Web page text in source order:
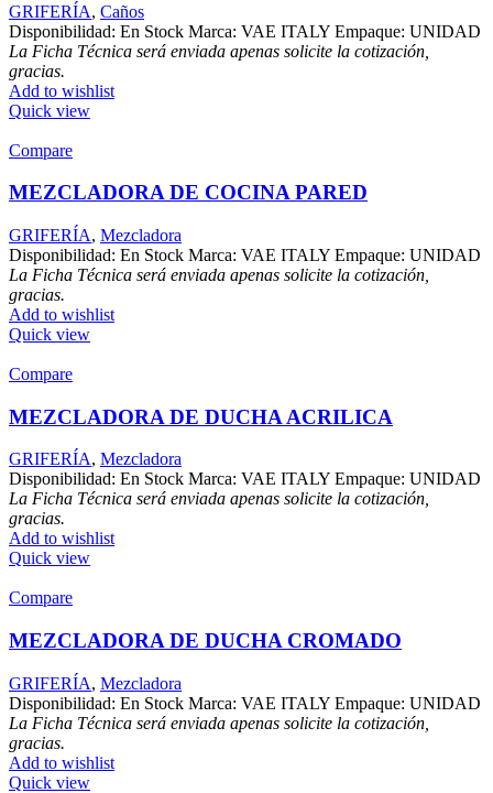
GRIFERÍA, Caños
Disponibilidad: En Stock Marca: VAE ITALY Empaque: UNIDAD
La Ficha Técnica será enviada apenas solicite la cotización,
gracias.
Add to wishlist
Quick view
Compare
MEZCLADORA DE COCINA PARED
GRIFERÍA, Mezcladora
Disponibilidad: En Stock Marca: VAE ITALY Empaque: UNIDAD
La Ficha Técnica será enviada apenas solicite la cotización,
gracias.
Add to wishlist
Quick view
Compare
MEZCLADORA DE DUCHA ACRILICA
GRIFERÍA, Mezcladora
Disponibilidad: En Stock Marca: VAE ITALY Empaque: UNIDAD
La Ficha Técnica será enviada apenas solicite la cotización,
gracias.
Add to wishlist
Quick view
Compare
MEZCLADORA DE DUCHA CROMADO
GRIFERÍA, Mezcladora
Disponibilidad: En Stock Marca: VAE ITALY Empaque: UNIDAD
La Ficha Técnica será enviada apenas solicite la cotización,
gracias.
Add to wishlist
Quick view